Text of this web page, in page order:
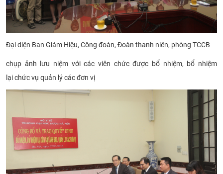
Đại diện Ban Giám Hiệu, Công đoàn, Đoàn thanh niên, phòng TCCB
chụp ảnh lưu niệm với các viên chức được bổ nhiệm, bổ nhiệm
lạichức vụ quản lý các đơn vị